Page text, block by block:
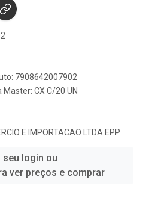
7908642007902
CX C/20 UN
E IMPORTACAO LTDA EPP
seu login ou
ver preços e comprar